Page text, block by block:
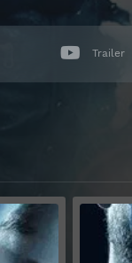
Trailer
Ver